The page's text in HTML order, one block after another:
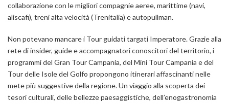
collaborazione con le migliori compagnie aeree, marittime (navi,
aliscafi), treni alta velocità (Trenitalia) e autopullman.
Non potevano mancare i Tour guidati targati Imperatore. Grazie alla
rete di insider, guide e accompagnatori conoscitori del territorio, i
programmi del Gran Tour Campania, del Mini Tour Campania e del
Tour delle Isole del Golfo propongono itinerari affascinanti nelle
mete più suggestive della regione. Un viaggio alla scoperta dei
tesori culturali, delle bellezze paesaggistiche, dell’enogastronomia